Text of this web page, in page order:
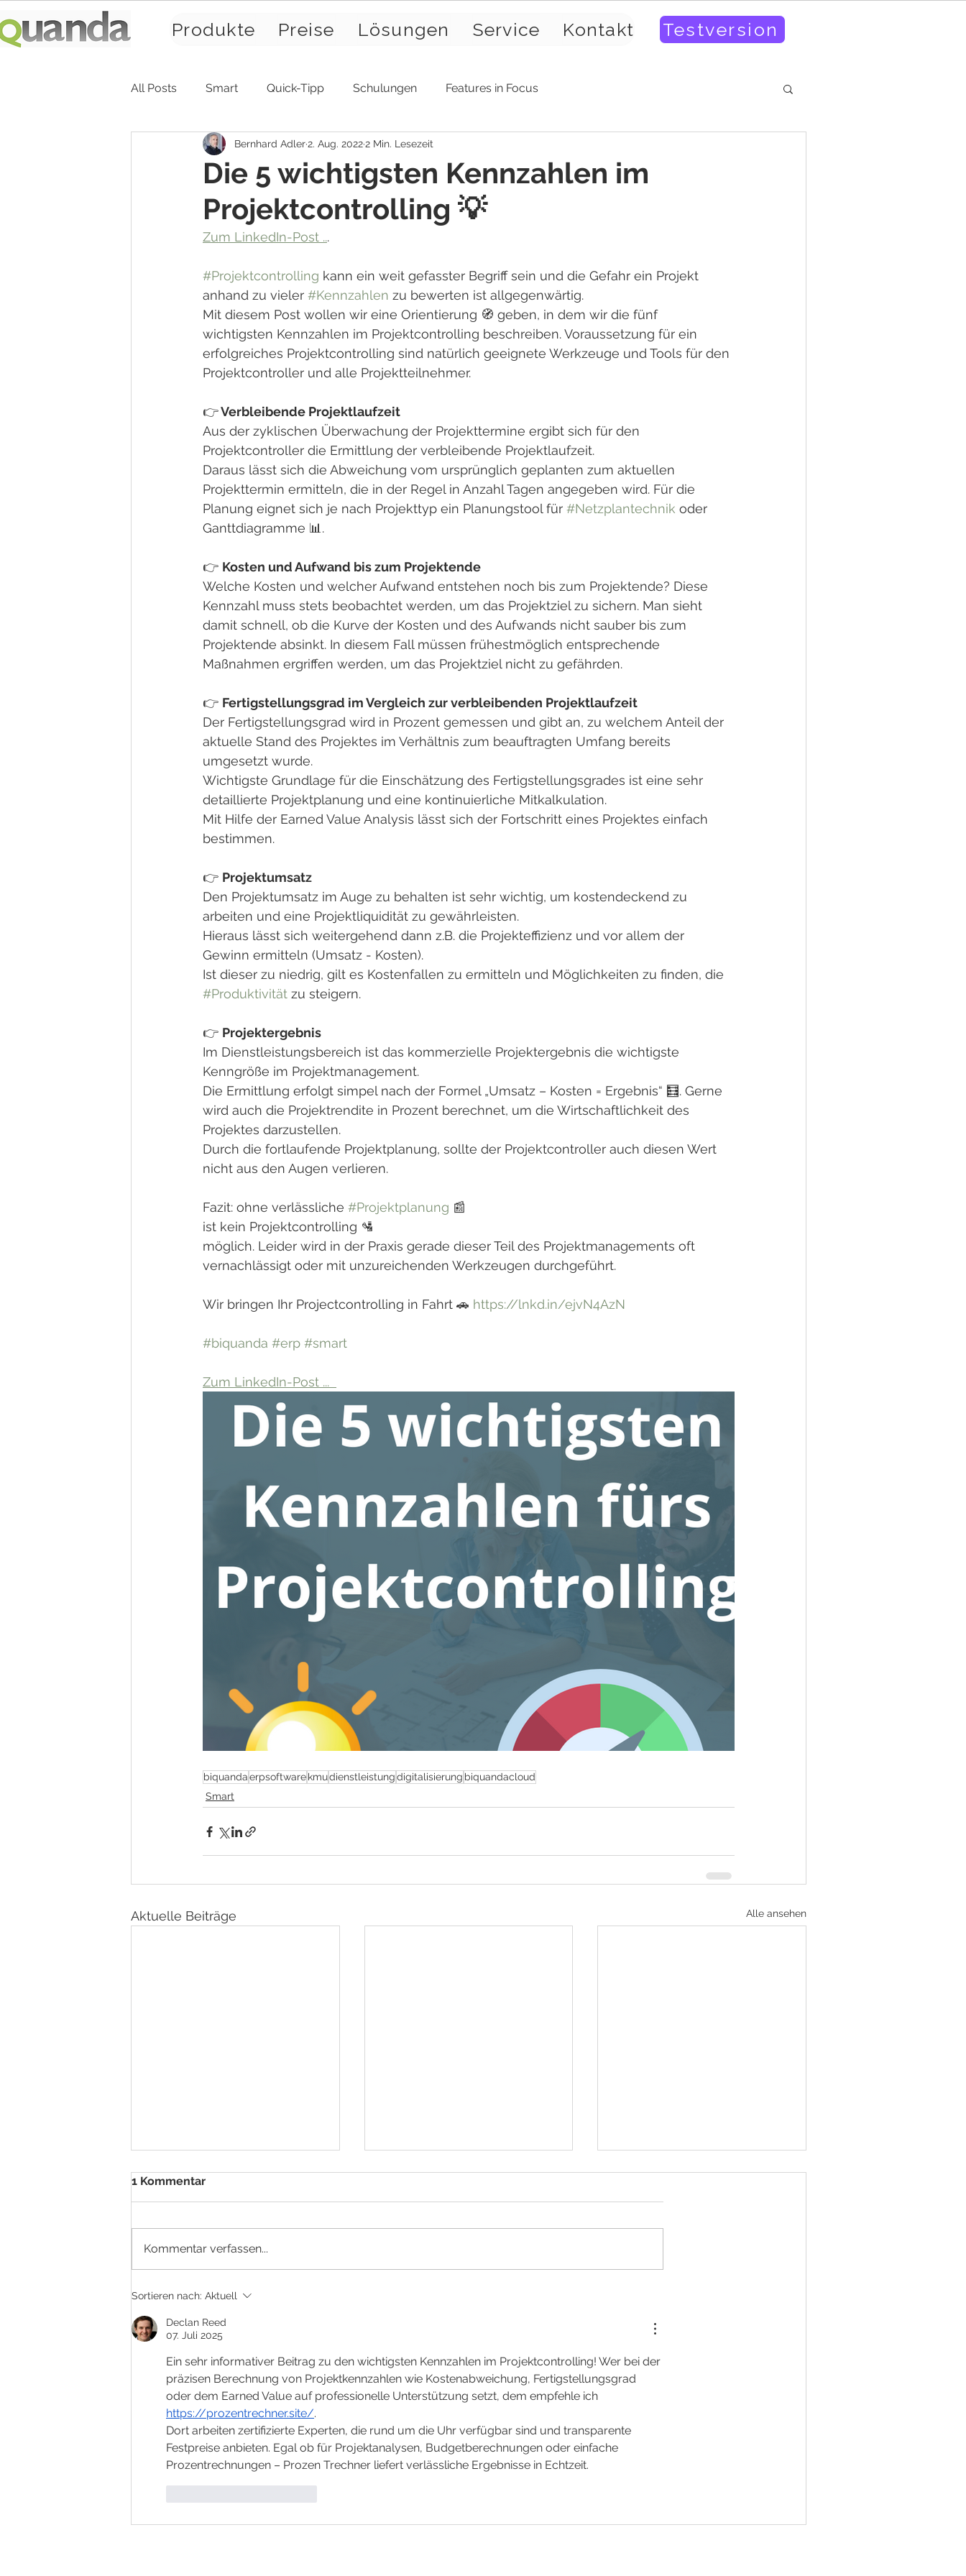
Produkte Preise Lösungen Service Kontakt Testversion
All Posts Smart Quick-Tipp Schulungen Features in Focus
Die 5 wichtigsten Kennzahlen im
Projektcontrolling 💡
Bernhard Adler2. Aug. 20222 Min. Lesezeit
Zum LinkedIn-Post ...
#Projektcontrolling kann ein weit gefasster Begriff sein und die Gefahr ein Projekt
anhand zu vieler #Kennzahlen zu bewerten ist allgegenwärtig.
Mit diesem Post wollen wir eine Orientierung 🧭 geben, in dem wir die fünf
wichtigsten Kennzahlen im Projektcontrolling beschreiben. Voraussetzung für ein
erfolgreiches Projektcontrolling sind natürlich geeignete Werkzeuge und Tools für den
Projektcontroller und alle Projektteilnehmer.
👉 Verbleibende Projektlaufzeit
Aus der zyklischen Überwachung der Projekttermine ergibt sich für den
Projektcontroller die Ermittlung der verbleibende Projektlaufzeit.
Daraus lässt sich die Abweichung vom ursprünglich geplanten zum aktuellen
Projekttermin ermitteln, die in der Regel in Anzahl Tagen angegeben wird. Für die
Planung eignet sich je nach Projekttyp ein Planungstool für #Netzplantechnik oder
Ganttdiagramme 📊.
👉 Kosten und Aufwand bis zum Projektende
Welche Kosten und welcher Aufwand entstehen noch bis zum Projektende? Diese
Kennzahl muss stets beobachtet werden, um das Projektziel zu sichern. Man sieht
damit schnell, ob die Kurve der Kosten und des Aufwands nicht sauber bis zum
Projektende absinkt. In diesem Fall müssen frühestmöglich entsprechende
Maßnahmen ergriffen werden, um das Projektziel nicht zu gefährden.
👉 Fertigstellungsgrad im Vergleich zur verbleibenden Projektlaufzeit
Der Fertigstellungsgrad wird in Prozent gemessen und gibt an, zu welchem Anteil der
aktuelle Stand des Projektes im Verhältnis zum beauftragten Umfang bereits
umgesetzt wurde.
Wichtigste Grundlage für die Einschätzung des Fertigstellungsgrades ist eine sehr
detaillierte Projektplanung und eine kontinuierliche Mitkalkulation.
Mit Hilfe der Earned Value Analysis lässt sich der Fortschritt eines Projektes einfach
bestimmen.
👉 Projektumsatz
Den Projektumsatz im Auge zu behalten ist sehr wichtig, um kostendeckend zu
arbeiten und eine Projektliquidität zu gewährleisten.
Hieraus lässt sich weitergehend dann z.B. die Projekteffizienz und vor allem der
Gewinn ermitteln (Umsatz - Kosten).
Ist dieser zu niedrig, gilt es Kostenfallen zu ermitteln und Möglichkeiten zu finden, die
#Produktivität zu steigern.
👉 Projektergebnis
Im Dienstleistungsbereich ist das kommerzielle Projektergebnis die wichtigste
Kenngröße im Projektmanagement.
Die Ermittlung erfolgt simpel nach der Formel „Umsatz – Kosten = Ergebnis“ 🧮. Gerne
wird auch die Projektrendite in Prozent berechnet, um die Wirtschaftlichkeit des
Projektes darzustellen.
Durch die fortlaufende Projektplanung, sollte der Projektcontroller auch diesen Wert
nicht aus den Augen verlieren.
Fazit: ohne verlässliche #Projektplanung 📰
ist kein Projektcontrolling 🛂
möglich. Leider wird in der Praxis gerade dieser Teil des Projektmanagements oft
vernachlässigt oder mit unzureichenden Werkzeugen durchgeführt.
Wir bringen Ihr Projectcontrolling in Fahrt 🚗 https://lnkd.in/ejvN4AzN
#biquanda #erp #smart
Zum LinkedIn-Post ...
biquandaerpsoftwarekmudienstleistungdigitalisierung biquandacloud
Smart
Aktuelle Beiträge Alle ansehen
E-Rechnungspflicht 2027 -
XRechnung vs. ZUGFeRD
1 Kommentar
Kommentar verfassen...
Sortieren nach: Aktuell
Declan Reed
07. Juli 2025
Ein sehr informativer Beitrag zu den wichtigsten Kennzahlen im Projektcontrolling! Wer bei der
präzisen Berechnung von Projektkennzahlen wie Kostenabweichung, Fertigstellungsgrad
oder dem Earned Value auf professionelle Unterstützung setzt, dem empfehle ich
https://prozentrechner.site/.
Dort arbeiten zertifizierte Experten, die rund um die Uhr verfügbar sind und transparente
Festpreise anbieten. Egal ob für Projektanalysen, Budgetberechnungen oder einfache
Prozentrechnungen – Prozen Trechner liefert verlässliche Ergebnisse in Echtzeit.